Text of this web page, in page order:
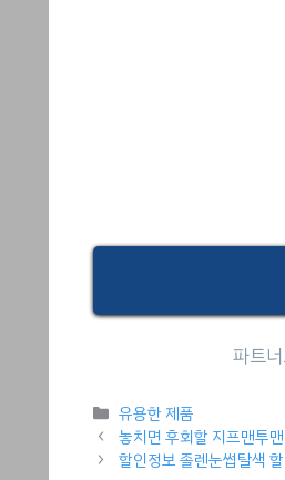
Categories
유용한 제품
놓치면 후회할 지프맨투
할인정보 졸렌눈썹탈색